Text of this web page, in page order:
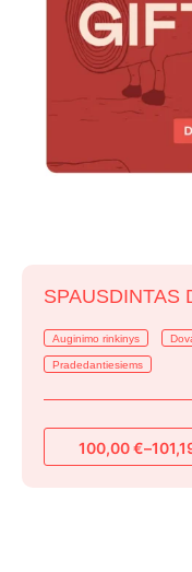
SPAUSDINTAS
Auginimo rinkinys
Pradedantiesiems
100,00€–
Price